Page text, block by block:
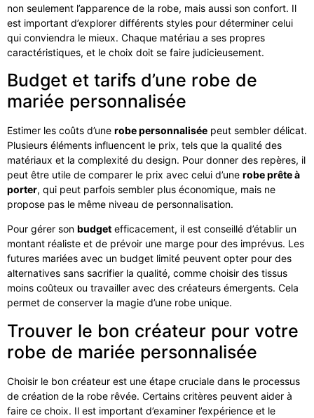
non seulement l’apparence de la robe, mais aussi son confort. Il
est important d’explorer différents styles pour déterminer celui
qui conviendra le mieux. Chaque matériau a ses propres
caractéristiques, et le choix doit se faire judicieusement.
Budget et tarifs d’une robe de
mariée personnalisée
Estimer les coûts d’une robe personnalisée peut sembler délicat.
Plusieurs éléments influencent le prix, tels que la qualité des
matériaux et la complexité du design. Pour donner des repères, il
peut être utile de comparer le prix avec celui d’une robe prête à
porter, qui peut parfois sembler plus économique, mais ne
propose pas le même niveau de personnalisation.
Pour gérer son budget efficacement, il est conseillé d’établir un
montant réaliste et de prévoir une marge pour des imprévus. Les
futures mariées avec un budget limité peuvent opter pour des
alternatives sans sacrifier la qualité, comme choisir des tissus
moins coûteux ou travailler avec des créateurs émergents. Cela
permet de conserver la magie d’une robe unique.
Trouver le bon créateur pour votre
robe de mariée personnalisée
Choisir le bon créateur est une étape cruciale dans le processus
de création de la robe rêvée. Certains critères peuvent aider à
faire ce choix. Il est important d’examiner l’expérience et le